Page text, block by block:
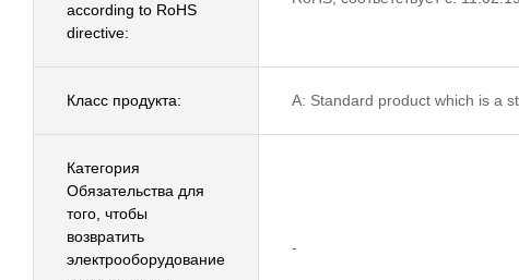
according to RoHS
directive:
Класс продукта: A: Standard product which is a
Категория
Обязательства для
того, чтобы
возвратить
электрооборудование
-